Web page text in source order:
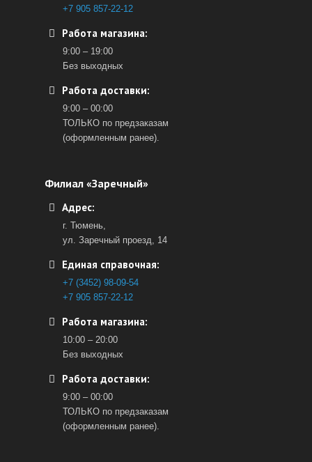
+7 905 857-22-12
Работа магазина:
9:00 – 19:00
Без выходных
Работа доставки:
9:00 – 00:00
ТОЛЬКО по предзаказам
(оформленным ранее).
Филиал «Заречный»
Адрес:
г. Тюмень,
ул. Заречный проезд, 14
Единая справочная:
+7 (3452) 98-09-54
+7 905 857-22-12
Работа магазина:
10:00 – 20:00
Без выходных
Работа доставки:
9:00 – 00:00
ТОЛЬКО по предзаказам
(оформленным ранее).